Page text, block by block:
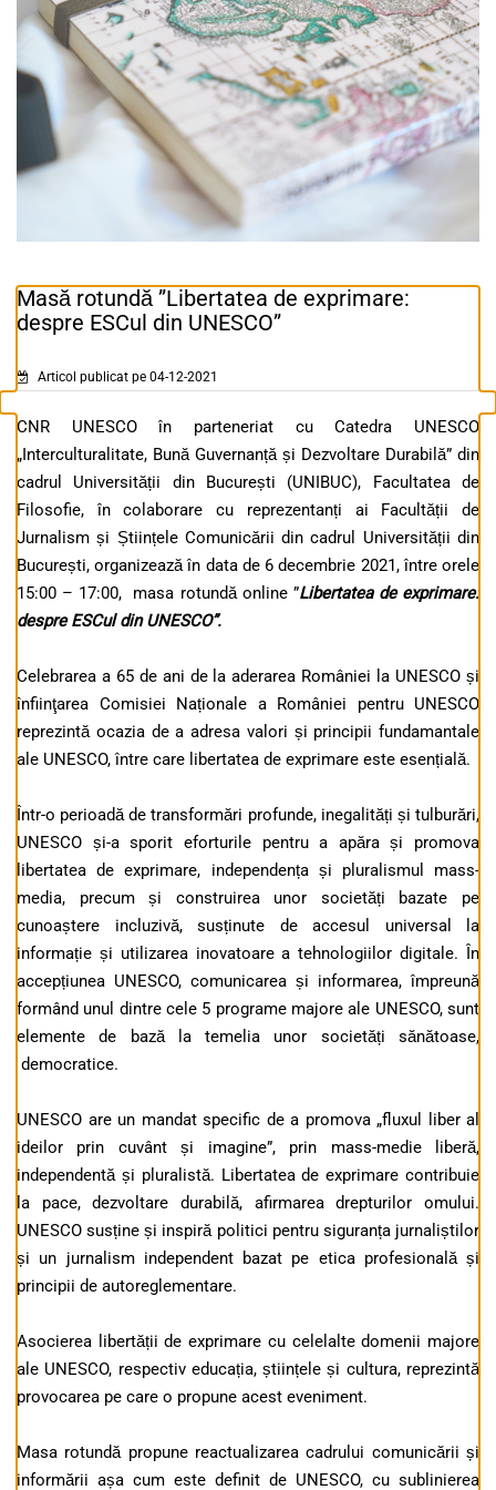
Masă rotundă ”Libertatea de exprimare:
despre ESCul din UNESCO”
Articol publicat pe 04-12-2021
CNR UNESCO în parteneriat cu Catedra UNESCO
„Interculturalitate, Bună Guvernanță și Dezvoltare Durabilă” din
cadrul Universității din București (UNIBUC), Facultatea de
Filosofie, în colaborare cu reprezentanți ai Facultății de
Jurnalism și Științele Comunicării din cadrul Universității din
București, organizează în data de 6 decembrie 2021, între orele
15:00 – 17:00, masa rotundă online ”Libertatea de exprimare:
despre ESCul din UNESCO”.
Celebrarea a 65 de ani de la aderarea României la UNESCO și
înfiinţarea Comisiei Naționale a României pentru UNESCO
reprezintă ocazia de a adresa valori și principii fundamantale
ale UNESCO, între care libertatea de exprimare este esențială.
Într-o perioadă de transformări profunde, inegalități și tulburări,
UNESCO și-a sporit eforturile pentru a apăra și promova
libertatea de exprimare, independența și pluralismul mass-
media, precum și construirea unor societăți bazate pe
cunoaștere incluzivă, susținute de accesul universal la
informație și utilizarea inovatoare a tehnologiilor digitale. În
accepțiunea UNESCO, comunicarea și informarea, împreună
formând unul dintre cele 5 programe majore ale UNESCO, sunt
elemente de bază la temelia unor societăți sănătoase,
democratice.
UNESCO are un mandat specific de a promova „fluxul liber al
ideilor prin cuvânt și imagine”, prin mass-medie liberă,
independentă și pluralistă. Libertatea de exprimare contribuie
la pace, dezvoltare durabilă, afirmarea drepturilor omului.
UNESCO susține și inspiră politici pentru siguranța jurnaliștilor
și un jurnalism independent bazat pe etica profesională și
principii de autoreglementare.
Asocierea libertății de exprimare cu celelalte domenii majore
ale UNESCO, respectiv educația, științele și cultura, reprezintă
provocarea pe care o propune acest eveniment.
Masa rotundă propune reactualizarea cadrului comunicării și
informării așa cum este definit de UNESCO, cu sublinierea